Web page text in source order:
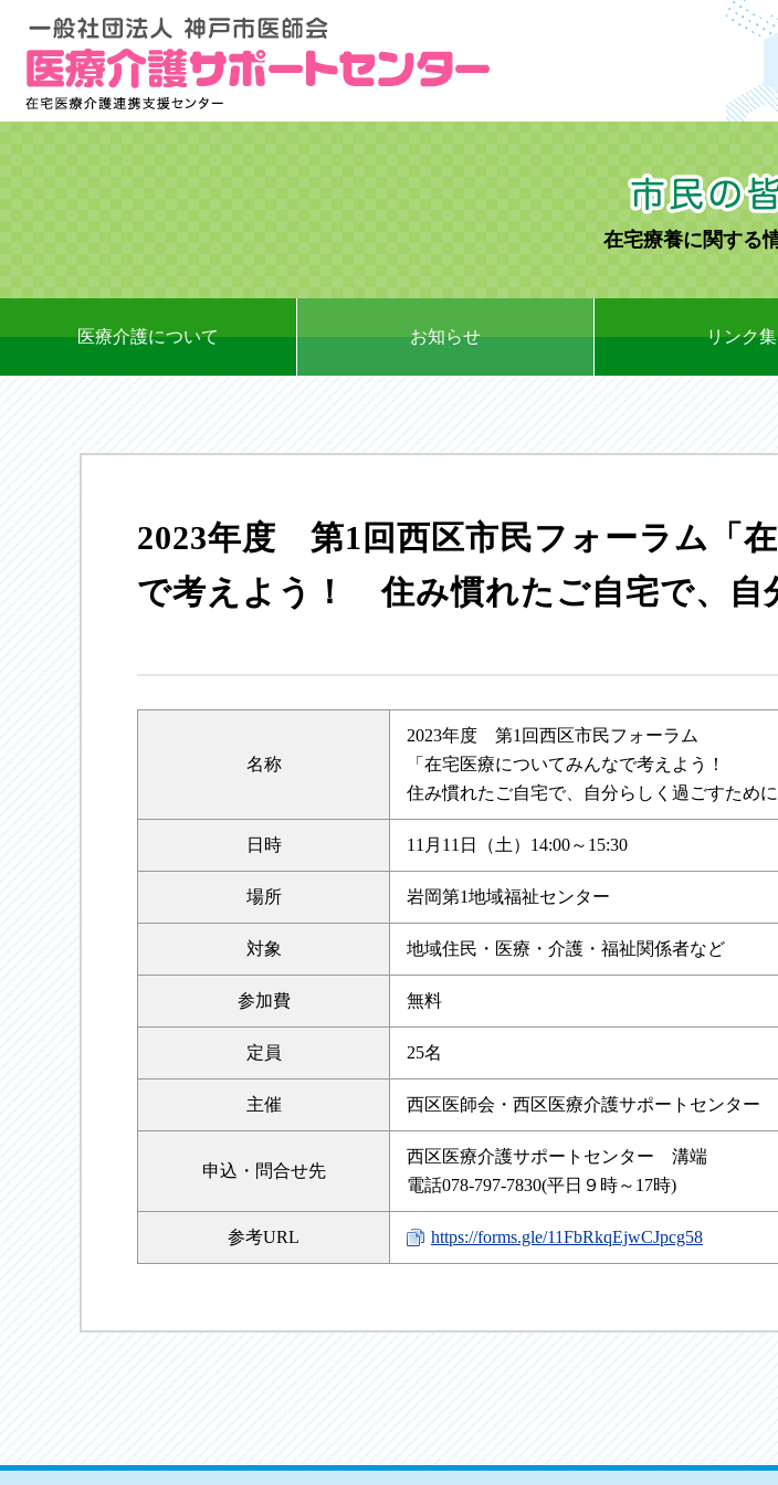
在宅療養に関する
医療介護について お知らせ リンク集
2023年度 第1回西区市民フォーラム「
で考えよう！ 住み慣れたご自宅で、自
名称
2023年度 第1回西区市民フォーラム
「在宅医療についてみんなで考えよう！
住み慣れたご自宅で、自分らしく過ごすために
日時 11月11日（土）14:00～15:30
場所 岩岡第1地域福祉センター
対象 地域住民・医療・介護・福祉関係者など
参加費 無料
定員 25名
主催 西区医師会・西区医療介護サポートセンター
申込・ 問合せ先
西区医療介護サポートセンター 溝端
電話078-797-7830(平日９時～17時)
参考URL https://forms.gle/11FbRkqEjwCJpcg58